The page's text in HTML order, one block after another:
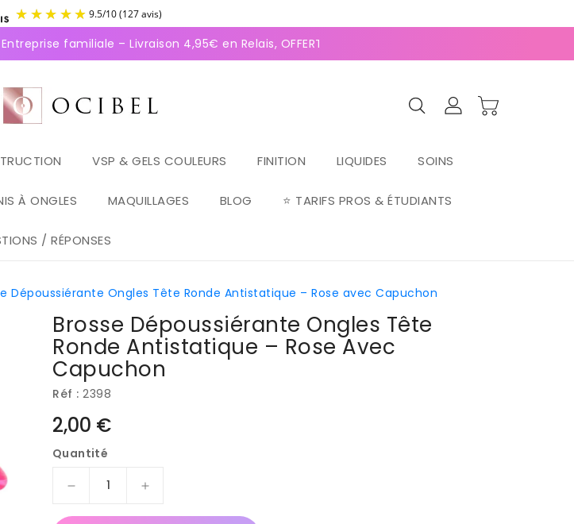
familiale – Livraison 4,95€ en Relais, OFFERTE dès 70€ ⚡Paiement 2-4x Alma ⚡
VSP & GELS COULEURS FINITION LIQUIDES SOINS
À ONGLES MAQUILLAGES BLOG ⭐ TARIFS PROS & ÉTUDIANTS
/ RÉPONSES
Dépoussiérante Ongles Tête Ronde Antistatique – Rose avec Capuchon
Brosse Dépoussiérante Ongles Tête
Ronde Antistatique – Rose Avec
Capuchon
Réf : 2398
Prix
habituel
2,00 €
Quantité
Réduire
Augmenter